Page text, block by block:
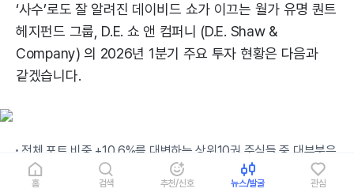
홈 검색 추천/신호 뉴스/발굴 관심
‘사수’로도 잘 알려진 데이비드 쇼가 이끄는 월가 유명 퀀트
헤지펀드 그룹, D.E. 쇼 앤 컴퍼니 (D.E. Shaw &
Company) 의 2026년 1분기 주요 투자 현황은 다음과
같겠습니다.
전체 포트 비중 +10.6%를 대변하는 상위10권 주식들 중 대부분은
IT 기술주들로 구성됩니다.
흥미로운 점은 기업 펀더멘털 실적 지표에 기반을 둔 버크셔